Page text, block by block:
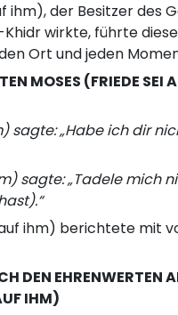
ihm), der Besitzer
wirkte, führte
Ort und jeden
MOSES (FRIEDE
sagte: „Habe ich dir
sagte: „Tadele mich
ihm) berichtete mit
DEN
IHM)